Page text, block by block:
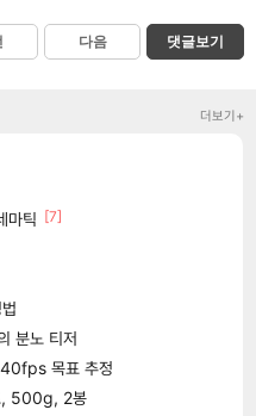
다음 댓글보기
더보기+
마틱 [7]
분노 티저
목표 추정
, 500g, 2봉